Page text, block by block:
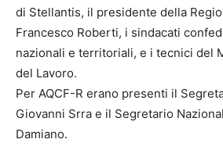
di Stellantis, il presidente della
Francesco Roberti, i sindacati
nazionali e territoriali, e i tecnici del
del Lavoro.
Per AQCF-R erano presenti il
Giovanni Srra e il Segretario
Damiano.